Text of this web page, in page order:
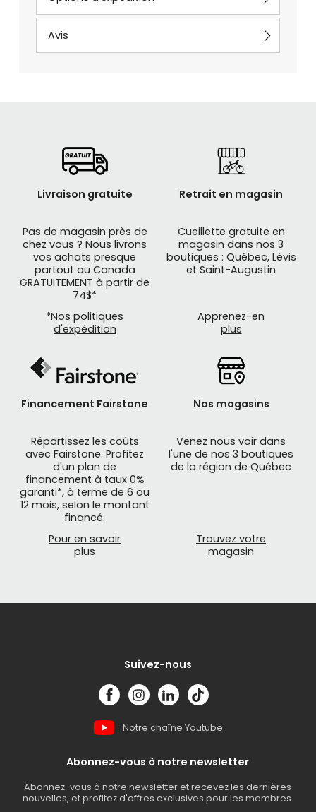
Avis
Livraison gratuite
Pas de magasin près de
chez vous ? Nous livrons
vos achats presque
partout au Canada
GRATUITEMENT à partir de
74$*
*Nos politiques
d'expédition
Retrait en magasin
Cueillette gratuite en
magasin dans nos 3
boutiques : Québec, Lévis
et Saint-Augustin
Apprenez-en
plus
Financement Fairstone
Répartissez les coûts
avec Fairstone. Profitez
d'un plan de
financement à taux 0%
garanti*, à terme de 6 ou
12 mois, selon le montant
financé.
Pour en savoir
plus
Nos magasins
Venez nous voir dans
l'une de nos 3 boutiques
de la région de Québec
Trouvez votre
magasin
Suivez-nous
Notre chaîne Youtube
Abonnez-vous à notre newsletter
Abonnez-vous à notre newsletter et recevez les dernières
nouvelles, et profitez d'offres exclusives pour les membres.